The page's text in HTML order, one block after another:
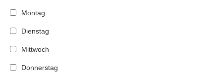
Montag
Dienstag
Mittwoch
Donnerstag